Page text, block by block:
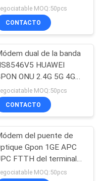
MOQ:50pcs
CONTACTO
dual de la banda
HUAWEI
ONU 2.4G 5G 4GE
1USB FTTH
MOQ:50pcs
CONTACTO
del puente de
Gpon 1GE APC
FTTH del terminal
EG8010H Huawei
MOQ:50pcs